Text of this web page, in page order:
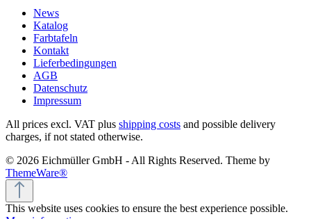
News
Katalog
Farbtafeln
Kontakt
Lieferbedingungen
AGB
Datenschutz
Impressum
All prices excl. VAT plus shipping costs and possible delivery
charges, if not stated otherwise.
© 2026 Eichmüller GmbH - All Rights Reserved. Theme by
ThemeWare®
This website uses cookies to ensure the best experience possible.